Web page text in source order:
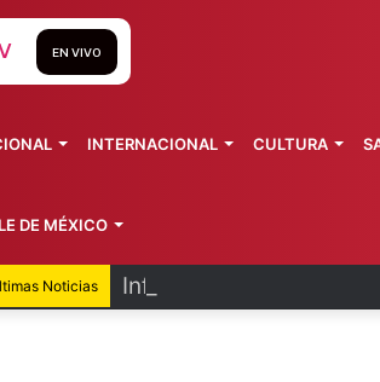
Noticias Infantino se disculpa
EN VIVO
INTERNACIONAL CULTURA
DE MÉXICO